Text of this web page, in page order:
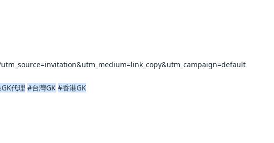
代理 #台灣GK #香港GK